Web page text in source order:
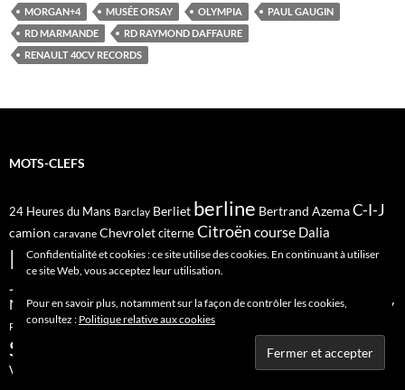
MORGAN+4
MUSÉE ORSAY OLYMPIA
PAUL GAUGIN
RD MARMANDE
RD RAYMOND DAFFAURE
RENAULT 40CV RECORDS
MOTS-CLEFS
24 Heures du Mans Barclay Berliet berline Bertrand AzemaC-I-J
camion caravane ChevroletciterneCitroën course Dalia
Dinky Toys Esso Ferrari Fiat Ford
Jean-Michel Roulet
Mercedes BenzMercuryMinialuxe Modelisme monoplace Norev
Paolo Rampini Peugeot Porsche Renault
Solido vanVolkswagen
Volvo
Confidentialité et cookies : ce site utilise des cookies. En continuant à utiliser
ce site Web, vous acceptez leur utilisation.
Pour en savoir plus, notamment sur la façon de contrôler les cookies,
consultez : Politique relative aux cookies